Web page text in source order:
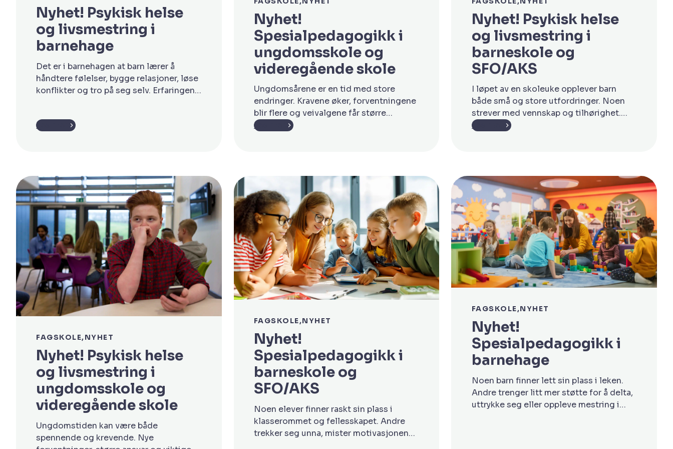
Nyhet! Psykisk helse
og livsmestring i
barnehage
Det er i barnehagen at barn lærer å
håndtere følelser, bygge relasjoner, løse
konflikter og tro på seg selv. Erfaringene
ansatt i barnehagen spiller du en viktig
Les mer
Nyhet!
Spesialpedagogikk i
ungdomsskole og
videregående skole
Ungdomsårene er en tid med store
endringer. Kravene øker, forventningene
blir flere og veivalgene får større
betydning. For mange ungdommer er
motivasjon eller sosiale vansker gjør
skolehverdagen vanskeligere. Som
ansatt i ungdomsskole eller
videregående skole møter […]
Les mer
Nyhet! Psykisk helse
og livsmestring i
barneskole og
SFO/AKS
I løpet av en skoleuke opplever barn
både små og store utfordringer. Noen
strever med vennskap og tilhørighet.
Andre mister troen på egne evner eller
men signalene kan ofte være der for
dem som kjenner barna godt. Som […]
Les mer
FAGSKOLE NYHET
Nyhet! Psykisk helse
og livsmestring i
ungdomsskole og
videregående skole
Ungdomstiden kan være både
spennende og krevende. Nye
FAGSKOLE NYHET
Nyhet!
Spesialpedagogikk i
barneskole og
SFO/AKS
Noen elever finner raskt sin plass i
klasserommet og fellesskapet. Andre
trekker seg unna, mister motivasjonen
FAGSKOLE NYHET
Nyhet!
Spesialpedagogikk i
barnehage
Noen barn finner lett sin plass i leken.
Andre trenger litt mer støtte for å delta,
uttrykke seg eller oppleve mestring i